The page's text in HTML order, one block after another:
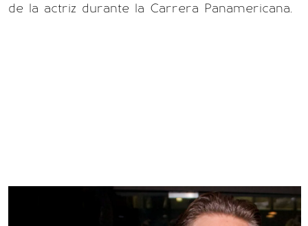
de la actriz durante la Carrera Panamericana.